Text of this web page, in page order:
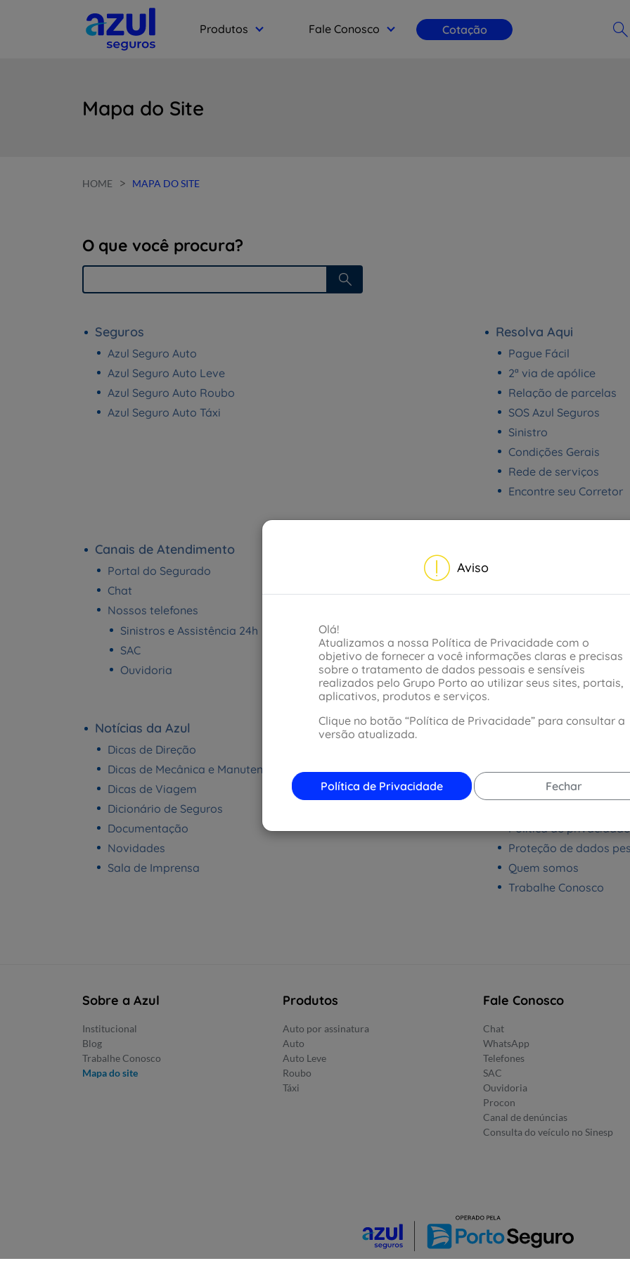
Produtos Fale Conosco Cotação
Mapa do Site
HOME > MAPA DO SITE
O que você procura?
Seguros
Azul Seguro Auto
Azul Seguro Auto Leve
Azul Seguro Auto Roubo
Azul Seguro Auto Táxi
Resolva Aqui
Pague Fácil
2ª via de apólice
Relação de parcelas
SOS Azul Seguros
Sinistro
Condições Gerais
Rede de serviços
Encontre seu Corretor
Canais de Atendimento
Portal do Segurado
Chat
Nossos telefones
Sinistros e Assistência 24h
SAC
Ouvidoria
Financeiro
Sinistros
Notícias da Azul
Dicas de Direção
Dicas de Mecânica e Manutenção
Dicas de Viagem
Dicionário de Seguros
Documentação
Novidades
Sala de Imprensa
Institucional
Balanços
Ouvidoria
Política de privacidade
Proteção de dados
Quem somos
Trabalhe Conosco
Sobre a Azul
Institucional
Blog
Trabalhe Conosco
Mapa do site
Produtos
Auto por assinatura
Auto
Auto Leve
Roubo
Táxi
Fale Conosco
Chat
WhatsApp
Telefones
SAC
Ouvidoria
Procon
Canal de denúncias
Consulta do veículo no Sinesp
Aviso
Olá!
Atualizamos a nossa Política de Privacidade com o
objetivo de fornecer a você informações claras e precisas
sobre o tratamento de dados pessoais e sensíveis
realizados pelo Grupo Porto ao utilizar seus sites, portais,
aplicativos, produtos e serviços.
Clique no botão “Política de Privacidade” para consultar a
versão atualizada.
Política de Privacidade Fechar